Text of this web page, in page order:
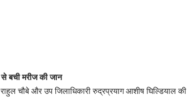
से बची मरीज की जान
चौबे और उप जिलाधिकारी रुद्रप्रयाग आशीष घिल्डियाल की